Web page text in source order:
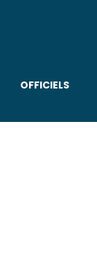
OFFICIELS